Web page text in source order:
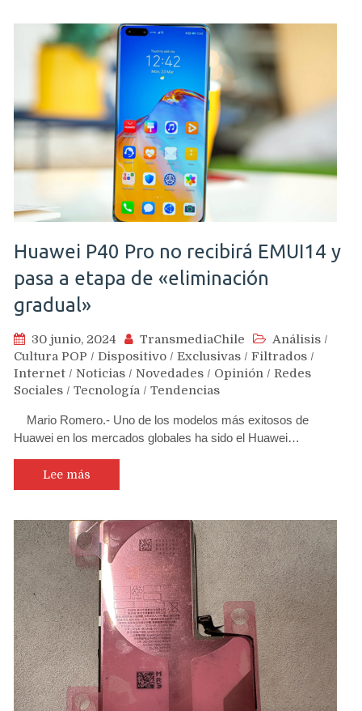
Huawei P40 Pro no recibirá EMUI14 y
pasa a etapa de «eliminación
gradual»
30 junio, 2024 TransmediaChile Análisis /
Cultura POP / Dispositivo / Exclusivas / Filtrados /
Internet / Noticias / Novedades / Opinión / Redes
Sociales / Tecnología / Tendencias
Mario Romero.- Uno de los modelos más exitosos de
Huawei en los mercados globales ha sido el Huawei…
Lee más